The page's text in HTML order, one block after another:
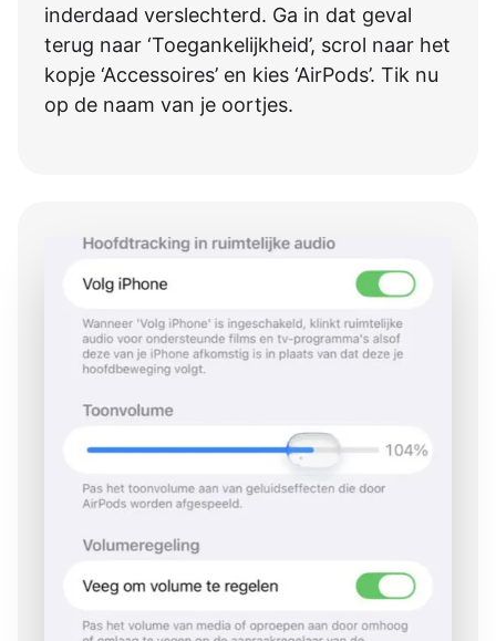
inderdaad verslechterd. Ga in dat geval
terug naar ‘Toegankelijkheid’, scrol naar het
kopje ‘Accessoires’ en kies ‘AirPods’. Tik nu
op de naam van je oortjes.